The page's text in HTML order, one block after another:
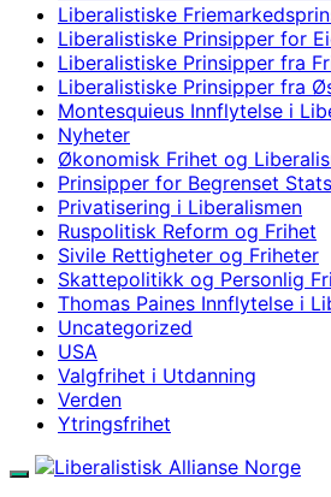
Liberalistiske
Liberalistiske Prinsipper for
Liberalistiske Prinsipper fra
Liberalistiske Prinsipper fra
Montesquieus Innflytelse i
Nyheter
Økonomisk Frihet og
Prinsipper for Begrenset
Privatisering i Liberalismen
Ruspolitisk Reform og Frihet
Sivile Rettigheter og Friheter
Skattepolitikk og Personlig
Thomas Paines Innflytelse i
Uncategorized
USA
Valgfrihet i Utdanning
Verden
Ytringsfrihet